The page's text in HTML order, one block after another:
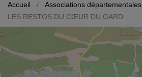
Accueil / Associations départementales
LES RESTOS DU CŒUR DU GARD